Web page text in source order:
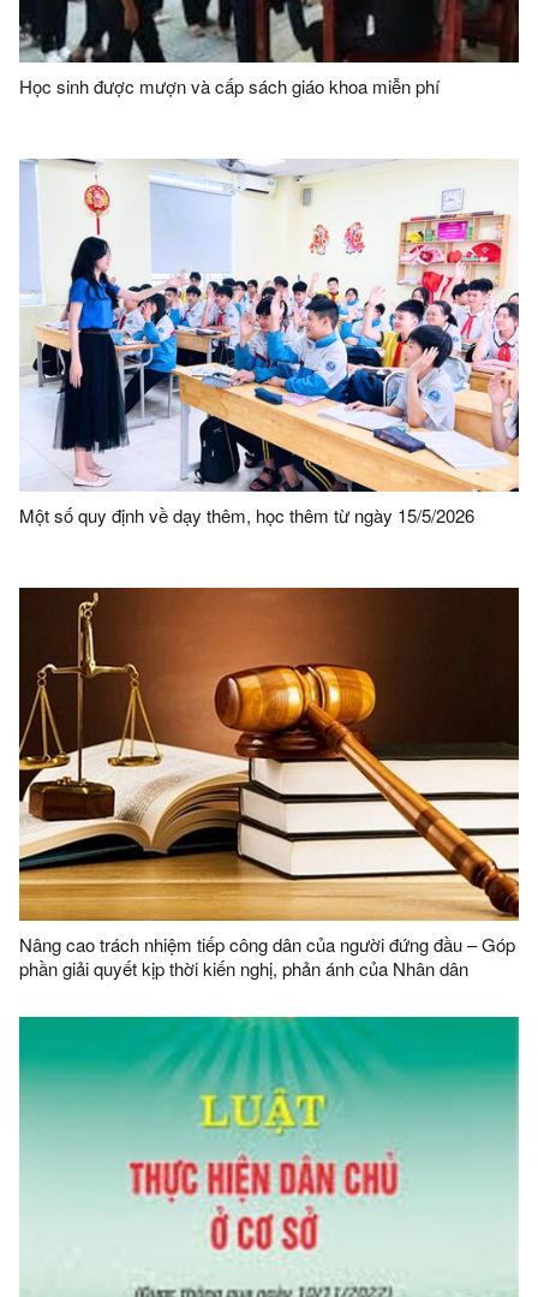
Học sinh được mượn và cấp sách giáo khoa miễn phí
Một số quy định về dạy thêm, học thêm từ ngày 15/5/2026
Nâng cao trách nhiệm tiếp công dân của người đứng đầu – Góp
phần giải quyết kịp thời kiến nghị, phản ánh của Nhân dân